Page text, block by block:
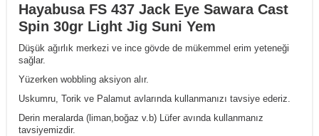
Hayabusa FS 437 Jack Eye Sawara Cast
Spin 30gr Light Jig Suni Yem
Düşük ağırlık merkezi ve ince gövde de mükemmel erim yeteneği
sağlar.
Yüzerken wobbling aksiyon alır.
Uskumru, Torik ve Palamut avlarında kullanmanızı tavsiye ederiz.
Derin meralarda (liman,boğaz v.b) Lüfer avında kullanmanız
tavsiyemizdir.